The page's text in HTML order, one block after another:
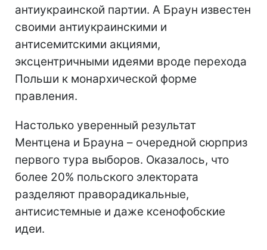
антиукраинской партии. А Браун известен
своими антиукраинскими и
антисемитскими акциями,
эксцентричными идеями вроде перехода
Польши к монархической форме
правления.
Настолько уверенный результат
Ментцена и Брауна – очередной сюрприз
первого тура выборов. Оказалось, что
более 20% польского электората
разделяют праворадикальные,
антисистемные и даже ксенофобские
идеи.